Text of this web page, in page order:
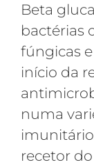
Beta
bactérias
fúngicas
início da
numa
recetor